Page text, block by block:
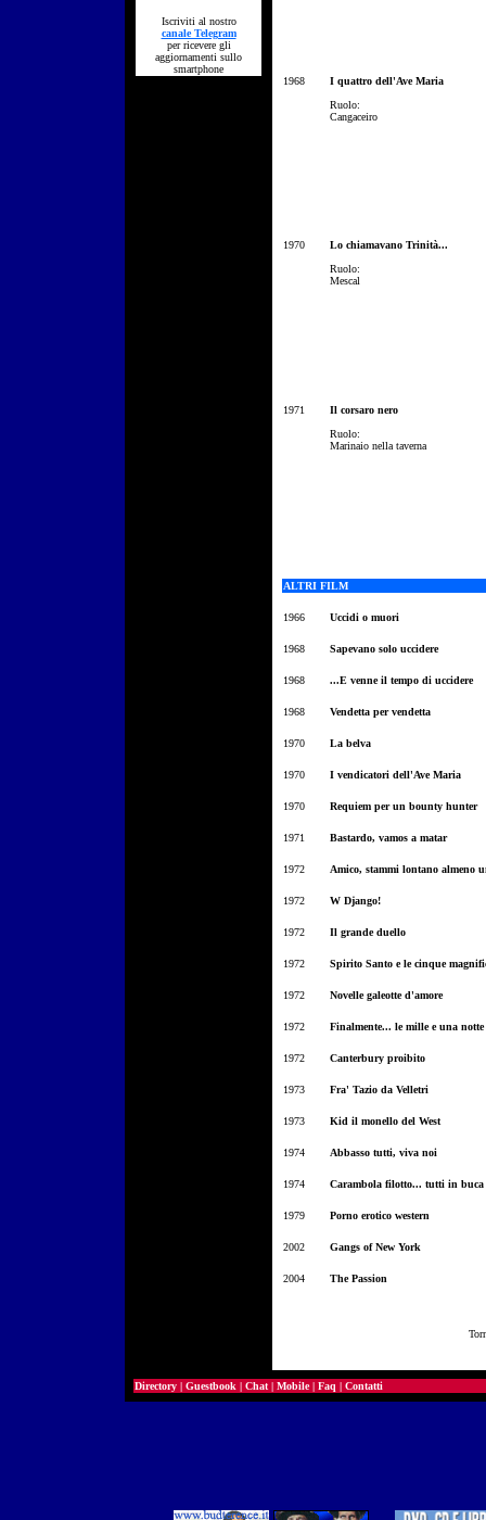
Iscriviti al nostro
canale Telegram
per ricevere gli
aggiornamenti sullo
smartphone
1968
I quattro dell'Ave Maria
Ruolo:
Cangaceiro
1970
Lo chiamavano Trinità...
Ruolo:
Mescal
1971
Il corsaro nero
Ruolo:
Marinaio nella taverna
ALTRI FILM
1966 Uccidi o muori
1968 Sapevano solo uccidere
1968 ...E venne il tempo di uccidere
1968 Vendetta per vendetta
1970 La belva
1970 I vendicatori dell'Ave Maria
1970 Requiem per un bounty hunter
1971 Bastardo, vamos a matar
1972 Amico, stammi lontano almeno
1972 W Django!
1972 Il grande duello
1972 Spirito Santo e le cinque
1972 Novelle galeotte d'amore
1972 Finalmente... le mille e una notte
1972 Canterbury proibito
1973 Fra' Tazio da Velletri
1973 Kid il monello del West
1974 Abbasso tutti, viva noi
1974 Carambola filotto... tutti in buca
1979 Porno erotico western
2002 Gangs of New York
2004 The Passion
Directory | Guestbook | Chat | Mobile| Faq | Contatti